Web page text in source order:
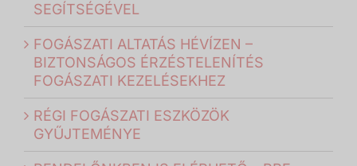
SEGÍTSÉGÉVEL
FOGÁSZATI ALTATÁS HÉVÍZEN –
BIZTONSÁGOS ÉRZÉSTELENÍTÉS
FOGÁSZATI KEZELÉSEKHEZ
RÉGI FOGÁSZATI ESZKÖZÖK
GYŰJTEMÉNYE